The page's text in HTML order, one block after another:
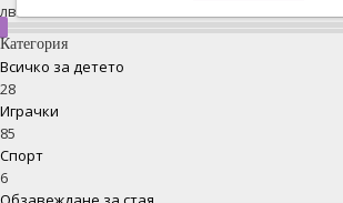
лв.
Категория
Всичко за детето
28
Играчки
85
Спорт
6